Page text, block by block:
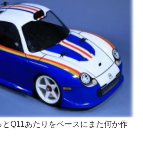
Q11あたりをベースにまた何か作